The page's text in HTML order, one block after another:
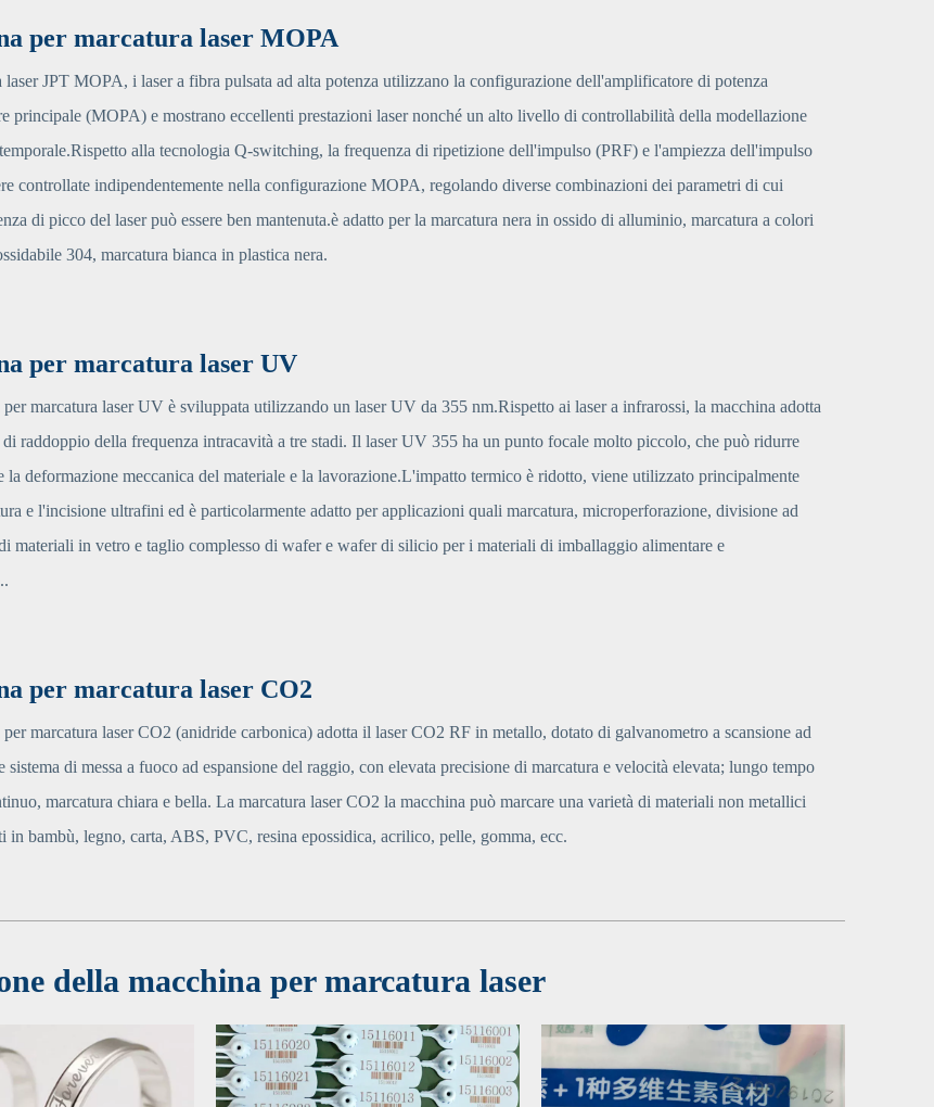
per marcatura laser MOPA
laser JPT MOPA, i laser a fibra pulsata ad alta potenza utilizzano la configurazione dell'amplificatore di potenza
principale (MOPA) e mostrano eccellenti prestazioni laser nonché un alto livello di controllabilità della modellazione
alla tecnologia Q-switching, la frequenza di ripetizione dell'impulso (PRF) e l'ampiezza dell'impulso
controllate indipendentemente nella configurazione MOPA, regolando diverse combinazioni dei parametri di cui
di picco del laser può essere ben mantenuta.è adatto per la marcatura nera in ossido di alluminio, marcatura a colori
304, marcatura bianca in plastica nera.
per marcatura laser UV
marcatura laser UV è sviluppata utilizzando un laser UV da 355 nm.Rispetto ai laser a infrarossi, la macchina adotta
raddoppio della frequenza intracavità a tre stadi. Il laser UV 355 ha un punto focale molto piccolo, che può ridurre
la deformazione meccanica del materiale e la lavorazione.L'impatto termico è ridotto, viene utilizzato principalmente
e l'incisione ultrafini ed è particolarmente adatto per applicazioni quali marcatura, microperforazione, divisione ad
materiali in vetro e taglio complesso di wafer e wafer di silicio per i materiali di imballaggio alimentare e
per marcatura laser CO2
marcatura laser CO2 (anidride carbonica) adotta il laser CO2 RF in metallo, dotato di galvanometro a scansione ad
sistema di messa a fuoco ad espansione del raggio, con elevata precisione di marcatura e velocità elevata; lungo tempo
marcatura chiara e bella. La marcatura laser CO2 la macchina può marcare una varietà di materiali non metallici
in bambù, legno, carta, ABS, PVC, resina epossidica, acrilico, pelle, gomma, ecc.
della macchina per marcatura laser